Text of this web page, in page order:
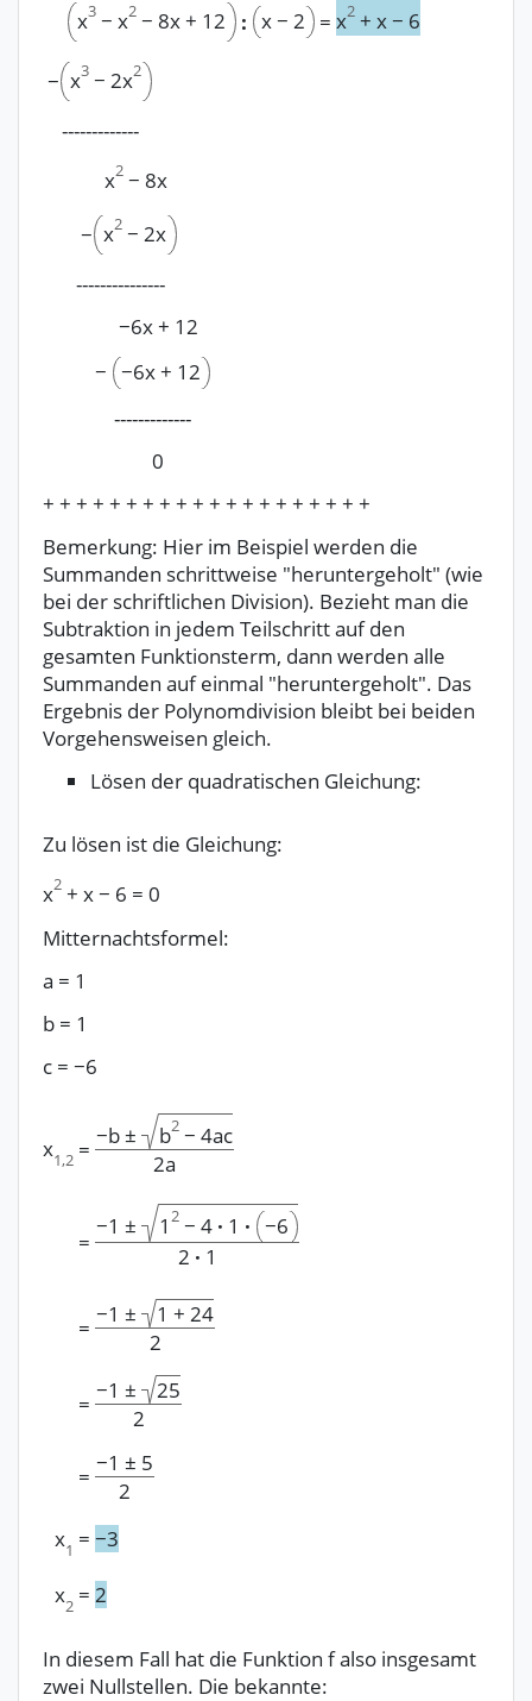
x3 − x2 − 8x+ 12 : x− 2 = x2 + x − 6
− x3 − 2x2
-------------
x2 − 8x
− x2 − 2x
---------------
−6x+ 12
− −6x+ 12
-------------
0
+ + + + + + + + + + + + + + + + + + + +
Bemerkung: Hier im Beispiel werden die
Summanden schrittweise "heruntergeholt" (wie
bei der schriftlichen Division). Bezieht man die
Subtraktion in jedem Teilschritt auf den
gesamten Funktionsterm, dann werden alle
Summanden auf einmal "heruntergeholt". Das
Ergebnis der Polynomdivision bleibt bei beiden
Vorgehensweisen gleich.
Lösen der quadratischen Gleichung:
Zu lösen ist die Gleichung:
x2 + x− 6 = 0
Mitternachtsformel:
a = 1
b = 1
c = −6
x1,2 =
−b± b2 − 4ac
2a
=
−1 ± 1 2 − 4 · 1 · −6
2 · 1
=
−1 ± 1 + 24
2
=
−1 ±
25
2
=
−1 ± 5
2
x1 = −3
x2 = 2
In diesem Fall hat die Funktion f also insgesamt
zwei Nullstellen. Die bekannte: